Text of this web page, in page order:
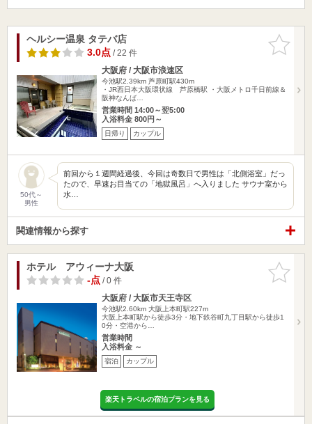
お気に入
りに追加
ヘルシー温泉 タテバ店
3.0点/ 22 件
大阪府 / 大阪市浪速区
今池駅2.39km 芦原町駅430m
・JR西日本大阪環状線 芦原橋駅 ・大阪メトロ千日前線＆
阪神なんば…
営業時間 14:00～翌5:00
入浴料金 800円～
日帰り カップル
50代～
男性
前回から１週間経過後、今回は奇数日で男性は「北側浴室」だっ
たので、早速お目当ての「地獄風呂」へ入りました サウナ室から
水…
関連情報から探す
お気に入
りに追加
ホテル アウィーナ大阪
-点/ 0 件
大阪府 / 大阪市天王寺区
今池駅2.60km 大阪上本町駅227m
大阪上本町駅から徒歩3分・地下鉄谷町九丁目駅から徒歩1
0分・空港から…
営業時間
入浴料金 ～
宿泊 カップル
楽天トラベルの宿泊プランを見る